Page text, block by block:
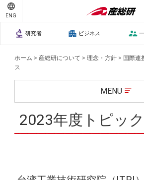
ENG
研究者 ビジネス
ホーム > 産総研について >理念・方針 > 国際連
ス
MENU
2023年度トピッ